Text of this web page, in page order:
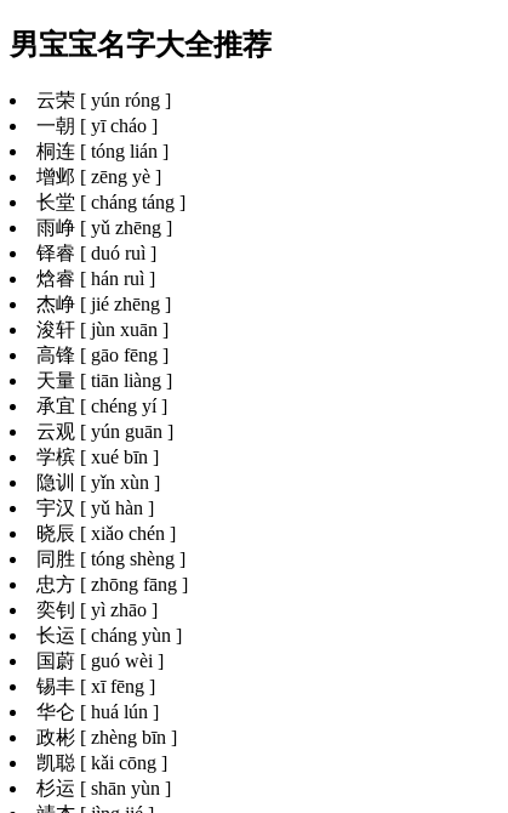
男宝宝名字大全推荐
云荣 [ yún róng ]
一朝 [ yī cháo ]
桐连 [ tóng lián ]
增邺 [ zēng yè ]
长堂 [ cháng táng ]
雨峥 [ yǔ zhēng ]
铎睿 [ duó ruì ]
焓睿 [ hán ruì ]
杰峥 [ jié zhēng ]
浚轩 [ jùn xuān ]
高锋 [ gāo fēng ]
天量 [ tiān liàng ]
承宜 [ chéng yí ]
云观 [ yún guān ]
学槟 [ xué bīn ]
隐训 [ yǐn xùn ]
宇汉 [ yǔ hàn ]
晓辰 [ xiǎo chén ]
同胜 [ tóng shèng ]
忠方 [ zhōng fāng ]
奕钊 [ yì zhāo ]
长运 [ cháng yùn ]
国蔚 [ guó wèi ]
锡丰 [ xī fēng ]
华仑 [ huá lún ]
政彬 [ zhèng bīn ]
凯聪 [ kǎi cōng ]
杉运 [ shān yùn ]